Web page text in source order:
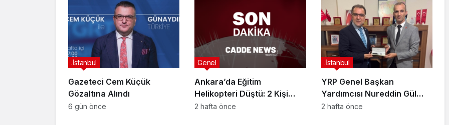
Yakalandı
Gazeteci Cem Küçük
Gözaltına Alındı
.İstanbul
6 gün önce
Ankara’da Eğitim
Helikopteri Düştü: 2 Kişi
Yaralandı
Genel
2 hafta önce
YRP Genel Başkan
Yardımcısı Nureddin Gül
Sancaktepe Teşkilatıyla Bir
.İstanbul
2 hafta önce